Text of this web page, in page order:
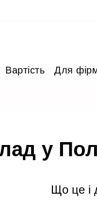
Вартість Для
у
Що це і